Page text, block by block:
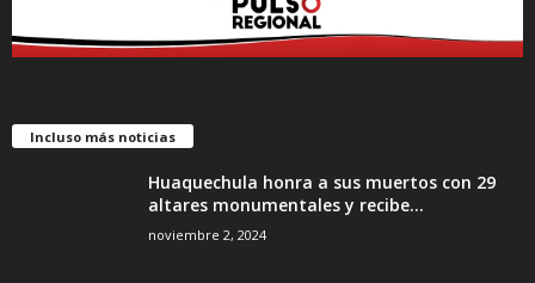
Incluso más noticias
Huaquechula honra a sus muertos con 29
altares monumentales y recibe...
noviembre 2, 2024